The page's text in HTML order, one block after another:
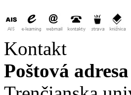
Kontakt
Poštová adresa